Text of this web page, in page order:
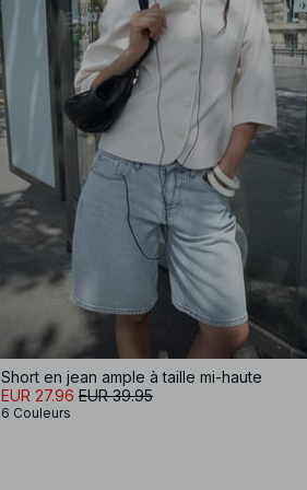
Short en jean ample à taille mi-haute
EUR 27.96 EUR 39.95
6 Couleurs